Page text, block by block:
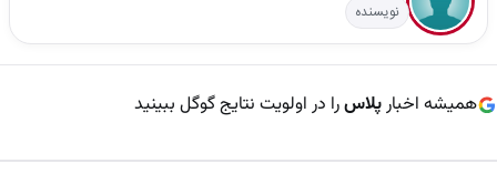
نویسنده
همیشه اخبارپلاسرا در اولویت نتایج گوگل ببینید